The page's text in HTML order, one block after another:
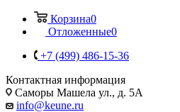
Корзина0
Отложенные0
+7 (499) 486-15-36
Контактная информация
Саморы Машела ул., д. 5А
info@keune.ru